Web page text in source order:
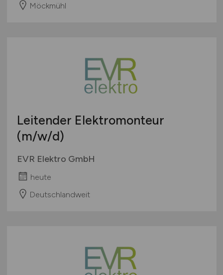
Möckmühl
Leitender Elektromonteur
(m/w/d)
EVR Elektro GmbH
heute
Deutschlandweit